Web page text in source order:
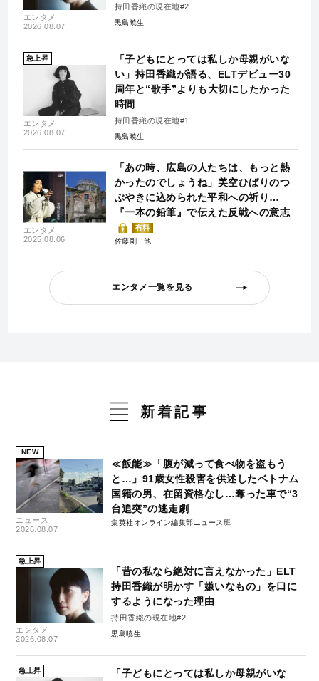
エンタメ
2026.08.07
持田香織の現在地#2
黒島暁生
急上昇
エンタメ
2026.08.07
「子どもにとっては私しか母親がいな
い」持田香織が語る、ELTデビュー30
周年と“歌手”よりも大切にしたかった
時間
持田香織の現在地#1
黒島暁生
エンタメ
2025.08.06
「あの時、広島の人たちは、もっと熱
かったのでしょうね」美空ひばりのつ
ぶやきに込められた平和への祈り…
『一本の鉛筆』で伝えた反戦への意志
有料
佐藤剛
エンタメ一覧を見る
新着記事
NEW
ニュース
2026.08.07
≪飯能≫「腹が減って食べ物を盗もう
と…」91歳女性殺害を供述したベトナム
国籍の男、在留資格なし…奪った車で“3
台追突”の逃走劇
集英社オンライン編集部ニュース班
急上昇
エンタメ
2026.08.07
「昔の私なら絶対に言えなかった」ELT
持田香織が明かす「嫌いなもの」を口に
するようになった理由
持田香織の現在地#2
黒島暁生
急上昇
「子どもにとっては私しか母親がいな